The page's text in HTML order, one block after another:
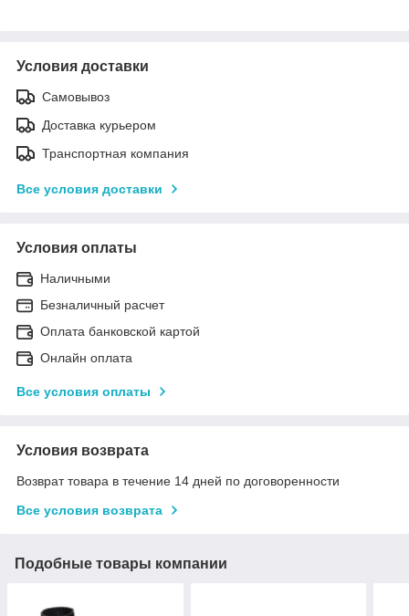
Условия доставки
Самовывоз
Доставка курьером
Транспортная компания
Все условия доставки
Условия оплаты
Наличными
Безналичный расчет
Оплата банковской картой
Онлайн оплата
Все условия оплаты
Условия возврата
Возврат товара в течение 14 дней по договоренности
Все условия возврата
Подобные товары компании